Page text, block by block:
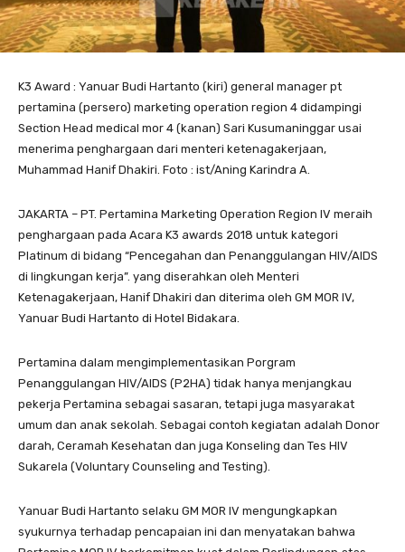
K3 Award : Yanuar Budi Hartanto (kiri) general manager pt
pertamina (persero) marketing operation region 4 didampingi
Section Head medical mor 4 (kanan) Sari Kusumaninggar usai
menerima penghargaan dari menteri ketenagakerjaan,
Muhammad Hanif Dhakiri. Foto : ist/Aning Karindra A.
JAKARTA – PT. Pertamina Marketing Operation Region IV meraih
penghargaan pada Acara K3 awards 2018 untuk kategori
Platinum di bidang “Pencegahan dan Penanggulangan HIV/AIDS
di lingkungan kerja”. yang diserahkan oleh Menteri
Ketenagakerjaan, Hanif Dhakiri dan diterima oleh GM MOR IV,
Yanuar Budi Hartanto di Hotel Bidakara.
Pertamina dalam mengimplementasikan Porgram
Penanggulangan HIV/AIDS (P2HA) tidak hanya menjangkau
pekerja Pertamina sebagai sasaran, tetapi juga masyarakat
umum dan anak sekolah. Sebagai contoh kegiatan adalah Donor
darah, Ceramah Kesehatan dan juga Konseling dan Tes HIV
Sukarela (Voluntary Counseling and Testing).
Yanuar Budi Hartanto selaku GM MOR IV mengungkapkan
syukurnya terhadap pencapaian ini dan menyatakan bahwa